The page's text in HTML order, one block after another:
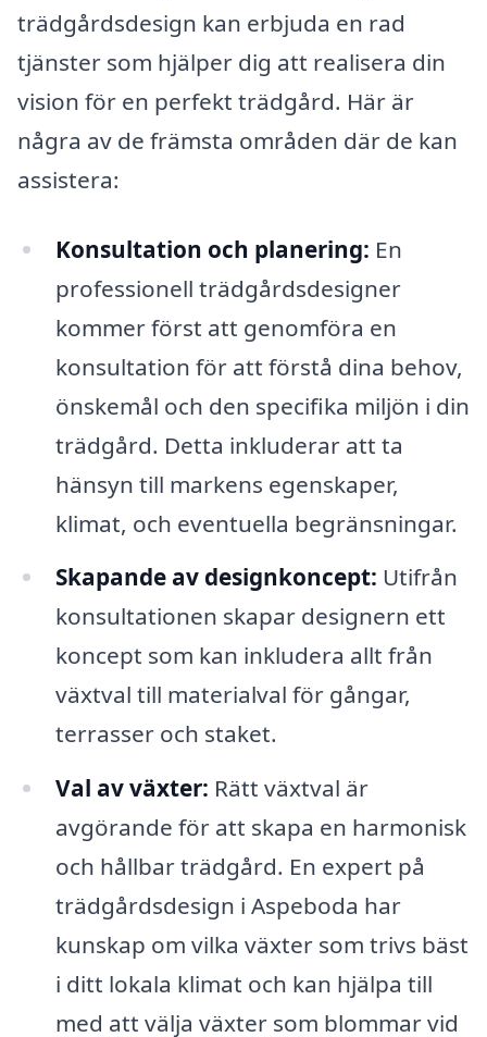
trädgårdsdesign kan erbjuda en rad
tjänster som hjälper dig att realisera din
vision för en perfekt trädgård. Här är
några av de främsta områden där de kan
assistera:
Konsultation och planering: En
professionell trädgårdsdesigner
kommer först att genomföra en
konsultation för att förstå dina behov,
önskemål och den specifika miljön i din
trädgård. Detta inkluderar att ta
hänsyn till markens egenskaper,
klimat, och eventuella begränsningar.
Skapande av designkoncept: Utifrån
konsultationen skapar designern ett
koncept som kan inkludera allt från
växtval till materialval för gångar,
terrasser och staket.
Val av växter: Rätt växtval är
avgörande för att skapa en harmonisk
och hållbar trädgård. En expert på
trädgårdsdesign i Aspeboda har
kunskap om vilka växter som trivs bäst
i ditt lokala klimat och kan hjälpa till
med att välja växter som blommar vid